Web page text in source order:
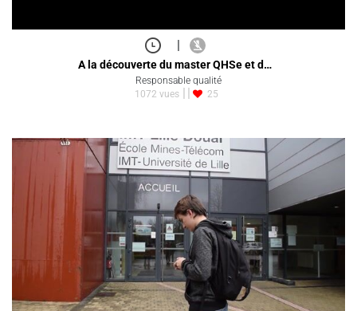
|
A la découverte du master QHSe et d…
Responsable qualité
1072 vues
25